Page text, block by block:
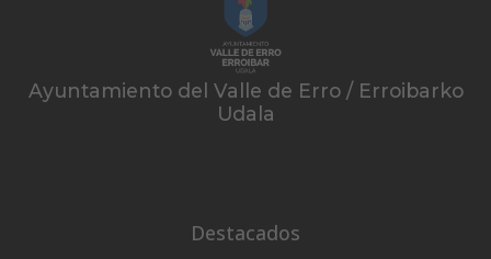
Ayuntamiento del Valle de Erro / Erroibarko
Udala
Destacados